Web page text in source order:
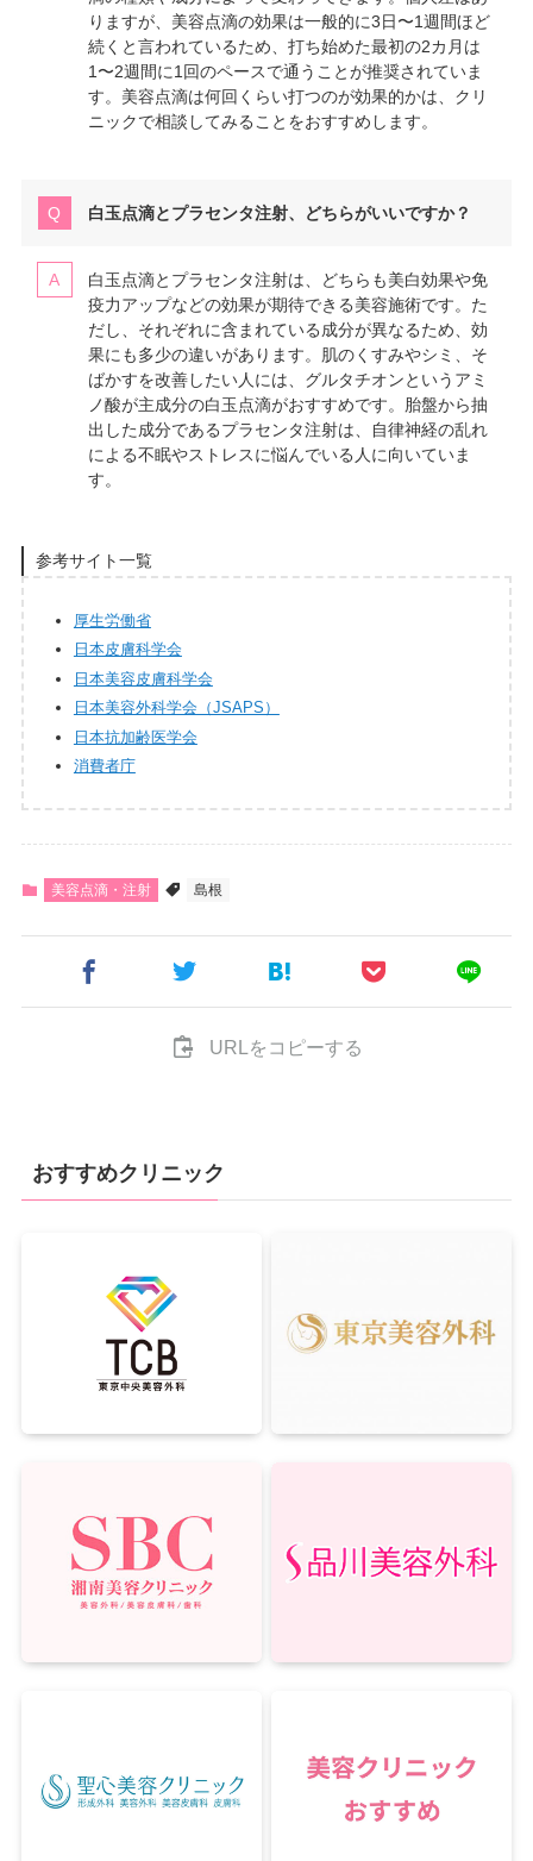
りますが、美容点滴の効果は一般的に3日〜1週間ほど
続くと言われているため、打ち始めた最初の2カ月は
1〜2週間に1回のペースで通うことが推奨されていま
す。美容点滴は何回くらい打つのが効果的かは、クリ
ニックで相談してみることをおすすめします。
白玉点滴とプラセンタ注射、どちらがいいですか？
白玉点滴とプラセンタ注射は、どちらも美白効果や免
疫力アップなどの効果が期待できる美容施術です。た
だし、それぞれに含まれている成分が異なるため、効
果にも多少の違いがあります。肌のくすみやシミ、そ
ばかすを改善したい人には、グルタチオンというアミ
ノ酸が主成分の白玉点滴がおすすめです。胎盤から抽
出した成分であるプラセンタ注射は、自律神経の乱れ
による不眠やストレスに悩んでいる人に向いていま
す。
参考サイト一覧
厚生労働省
日本皮膚科学会
日本美容皮膚科学会
日本美容外科学会（JSAPS）
日本抗加齢医学会
消費者庁
美容点滴・注射 島根
URLをコピーする
おすすめクリニック